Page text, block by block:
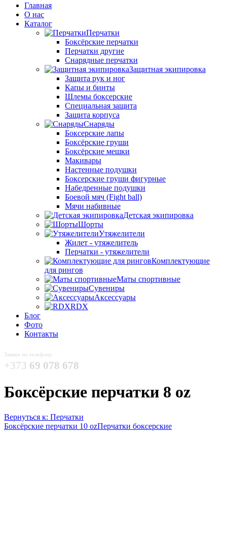
Главная
О нас
Каталог
Перчатки
Боксёрские перчатки
Перчатки другие
Снарядные перчатки
Защитная экипировка
Защита рук и ног
Капы и бинты
Шлемы боксерские
Специальная защита
Защита корпуса
Снаряды
Боксерские лапы
Боксёрские груши
Боксёрские мешки
Макивары
Настенные подушки
Боксерские груши фигурные
Набедренные подушки
Боевой мяч (Fight ball)
Мячи набивные
Детская экипировка
Шорты
Утяжелители
Жилет - утяжелитель
Перчатки - утяжелители
Комплектующие
для рингов
Маты спортивные
Сувениры
Аксессуары
RDX
Блог
Фото
Контакты
Заявки по телефону
+373 69 078 678
Боксёрские перчатки 8 oz
Вернуться к: Перчатки
Боксёрские перчатки 10 ozПерчатки боксерские